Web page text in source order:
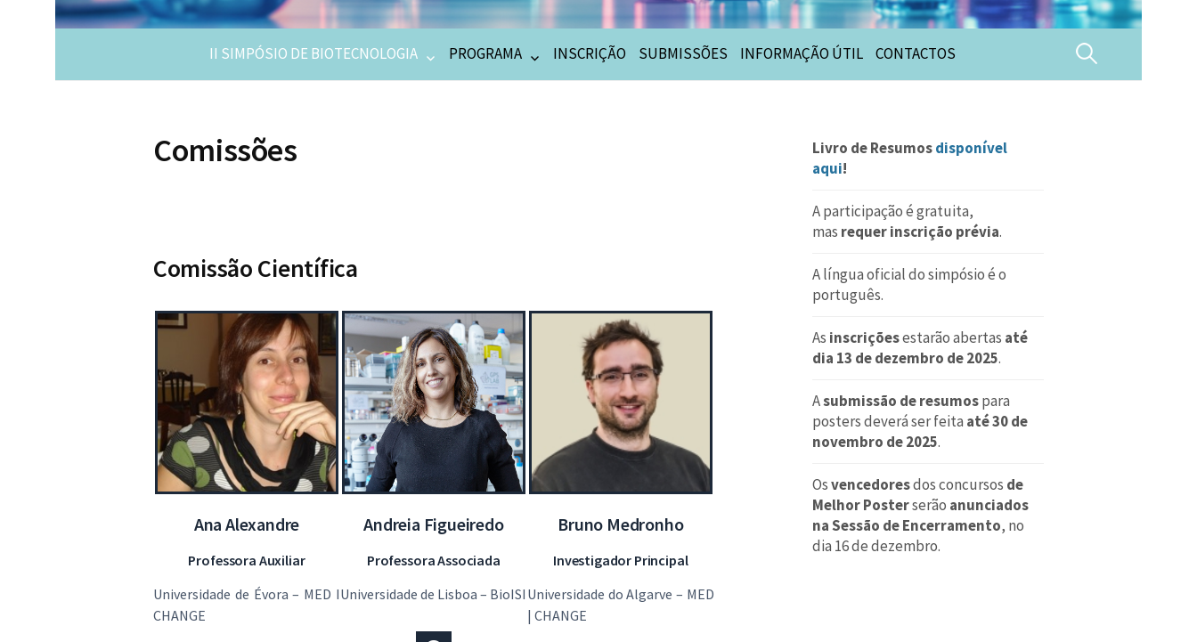
II SIMPÓSIO DE BIOTECNOLOGIA PROGRAMA INSCRIÇÃO SUBMISSÕES INFORMAÇÃO ÚTIL CONTACTOS Pesquisar
Comissões
Comissão Científica
Ana Alexandre
Professora Auxiliar
Universidade de Évora – MED І
CHANGE
Andreia Figueiredo
Professora Associada
Universidade de Lisboa – BioISI
Bruno Medronho
Investigador Principal
Universidade do Algarve – MED
| CHANGE
Livro de Resumosdisponível
aqui!
A participação é gratuita,
mas requer inscrição prévia.
A língua oficial do simpósio é o
português.
As inscriçõesestarão abertas até
dia 13 de dezembro de 2025.
Asubmissão de resumospara
posters deverá ser feita até 30 de
novembro de 2025.
Osvencedoresdos concursos de
Melhor Posterserão anunciados
na Sessão de Encerramento, no
dia 16 de dezembro.